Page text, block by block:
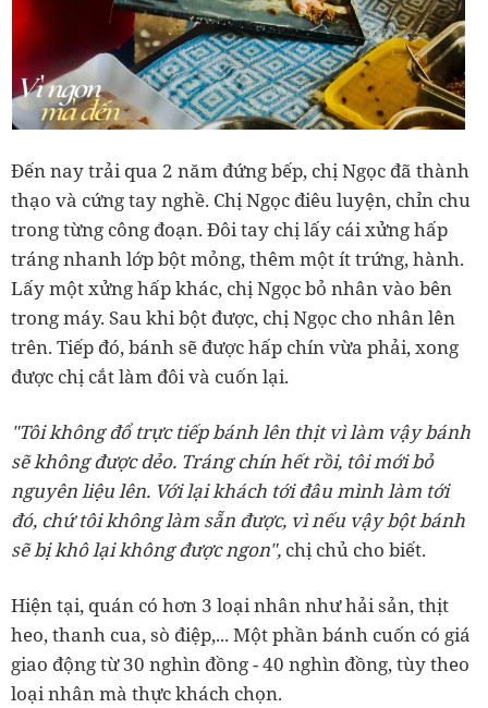
Đến nay trải qua 2 năm đứng bếp, chị Ngọc đã thành
thạo và cứng tay nghề. Chị Ngọc điêu luyện, chỉn chu
trong từng công đoạn. Đôi tay chị lấy cái xửng hấp
tráng nhanh lớp bột mỏng, thêm một ít trứng, hành.
Lấy một xửng hấp khác, chị Ngọc bỏ nhân vào bên
trong máy. Sau khi bột được, chị Ngọc cho nhân lên
trên. Tiếp đó, bánh sẽ được hấp chín vừa phải, xong
được chị cắt làm đôi và cuốn lại.
"Tôi không đổ trực tiếp bánh lên thịt vì làm vậy bánh
sẽ không được dẻo. Tráng chín hết rồi, tôi mới bỏ
nguyên liệu lên. Với lại khách tới đâu mình làm tới
đó, chứ tôi không làm sẵn được, vì nếu vậy bột bánh
sẽ bị khô lại không được ngon", chị chủ cho biết.
Hiện tại, quán có hơn 3 loại nhân như hải sản, thịt
heo, thanh cua, sò điệp,... Một phần bánh cuốn có giá
giao động từ 30 nghìn đồng - 40 nghìn đồng, tùy theo
loại nhân mà thực khách chọn.